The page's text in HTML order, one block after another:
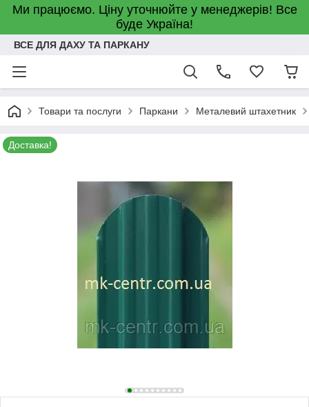
Ми працюємо. Ціну уточнюйте у менеджерів! Все
буде Україна!
ВСЕ ДЛЯ ДАХУ ТА ПАРКАНУ
Товари та послуги Паркани Металевий штахетник
Доставка!